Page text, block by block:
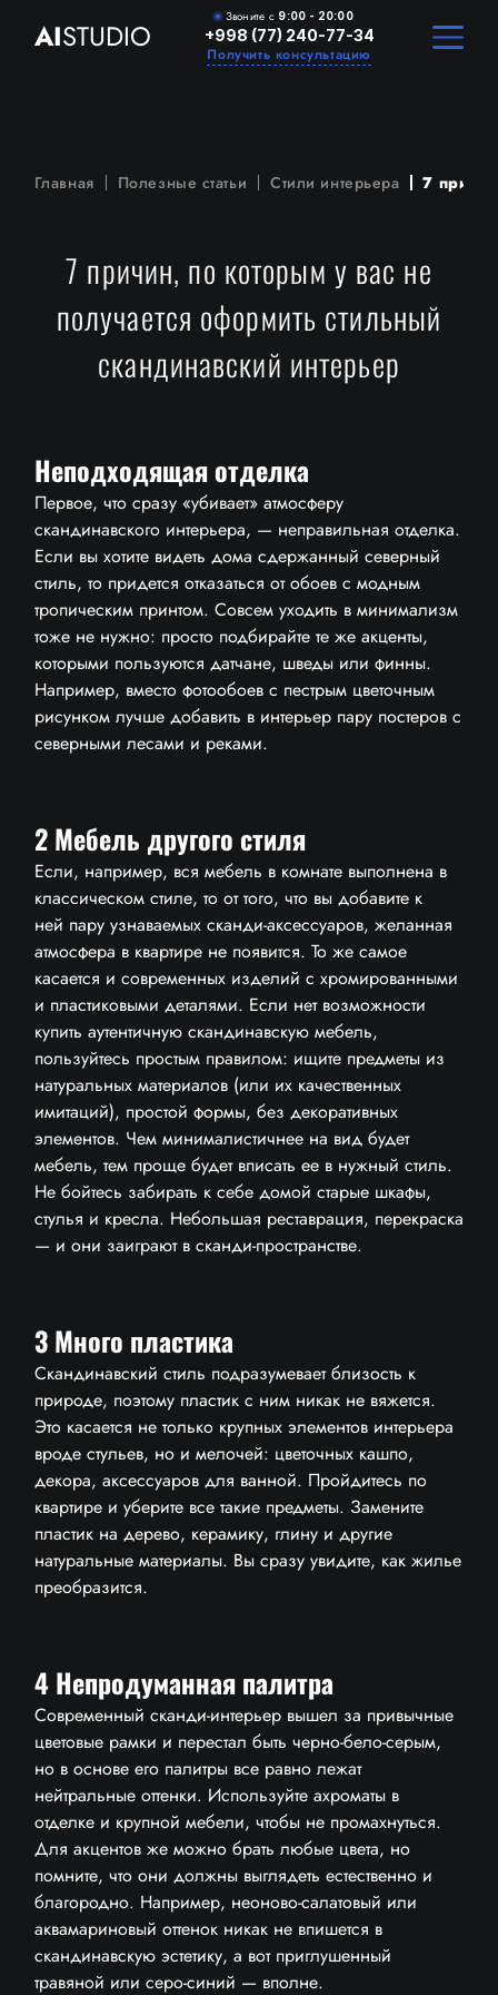
AISTUDIO
Звоните с 9:00 - 20:00
+998 (77) 240-77-34
Получить консультацию
Главная Полезные статьи Стили интерьера 7
7 причин, по которым у вас не
получается оформить стильный
скандинавский интерьер
Неподходящая отделка
Первое, что сразу «убивает» атмосферу
скандинавского интерьера, — неправильная отделка.
Если вы хотите видеть дома сдержанный северный
стиль, то придется отказаться от обоев с модным
тропическим принтом. Совсем уходить в минимализм
тоже не нужно: просто подбирайте те же акценты,
которыми пользуются датчане, шведы или финны.
Например, вместо фотообоев с пестрым цветочным
рисунком лучше добавить в интерьер пару постеров с
северными лесами и реками.
2 Мебель другого стиля
Если, например, вся мебель в комнате выполнена в
классическом стиле, то от того, что вы добавите к
ней пару узнаваемых сканди-аксессуаров, желанная
атмосфера в квартире не появится. То же самое
касается и современных изделий с хромированными
и пластиковыми деталями. Если нет возможности
купить аутентичную скандинавскую мебель,
пользуйтесь простым правилом: ищите предметы из
натуральных материалов (или их качественных
имитаций), простой формы, без декоративных
элементов. Чем минималистичнее на вид будет
мебель, тем проще будет вписать ее в нужный стиль.
Не бойтесь забирать к себе домой старые шкафы,
стулья и кресла. Небольшая реставрация, перекраска
— и они заиграют в сканди-пространстве.
3 Много пластика
Скандинавский стиль подразумевает близость к
природе, поэтому пластик с ним никак не вяжется.
Это касается не только крупных элементов интерьера
вроде стульев, но и мелочей: цветочных кашпо,
декора, аксессуаров для ванной. Пройдитесь по
квартире и уберите все такие предметы. Замените
пластик на дерево, керамику, глину и другие
натуральные материалы. Вы сразу увидите, как жилье
преобразится.
4 Непродуманная палитра
Современный сканди-интерьер вышел за привычные
цветовые рамки и перестал быть черно-бело-серым,
но в основе его палитры все равно лежат
нейтральные оттенки. Используйте ахроматы в
отделке и крупной мебели, чтобы не промахнуться.
Для акцентов же можно брать любые цвета, но
помните, что они должны выглядеть естественно и
благородно. Например, неоново-салатовый или
аквамариновый оттенок никак не впишется в
скандинавскую эстетику, а вот приглушенный
травяной или серо-синий — вполне.